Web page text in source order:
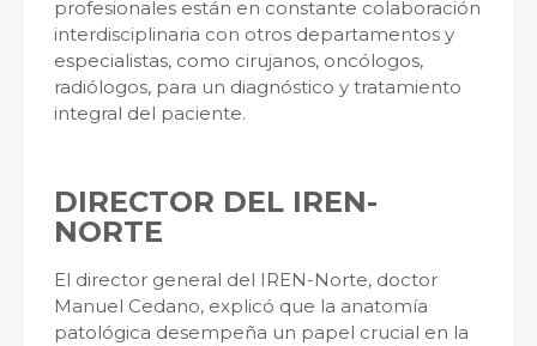
profesionales están en constante colaboración
interdisciplinaria con otros departamentos y
especialistas, como cirujanos, oncólogos,
radiólogos, para un diagnóstico y tratamiento
integral del paciente.
DIRECTOR DEL IREN-
NORTE
El director general del IREN-Norte, doctor
Manuel Cedano, explicó que la anatomía
patológica desempeña un papel crucial en la